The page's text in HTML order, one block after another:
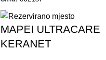
MAPEI ULTRACARE
KERANET